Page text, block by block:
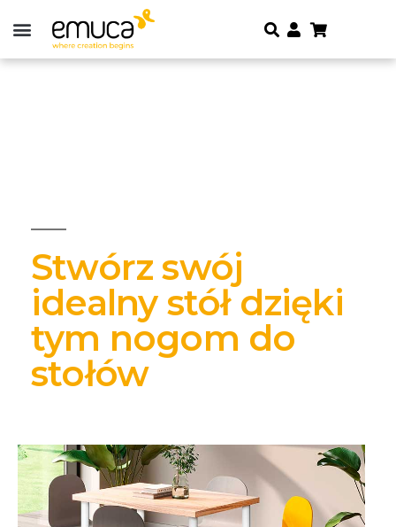
Stwórz swój
idealny stół dzięki
tym nogom do
stołów